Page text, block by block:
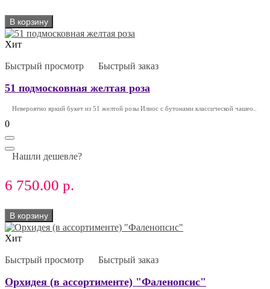
В корзину
Хит
Быстрый просмотр Быстрый заказ
51 подмосковная желтая роза
Невероятно яркий букет из 51 желтой розы Илиос с бутонами классической чашео..
0
Нашли дешевле?
6 750.00 р.
В корзину
Хит
Быстрый просмотр Быстрый заказ
Орхидея (в ассортименте) "Фаленопсис"